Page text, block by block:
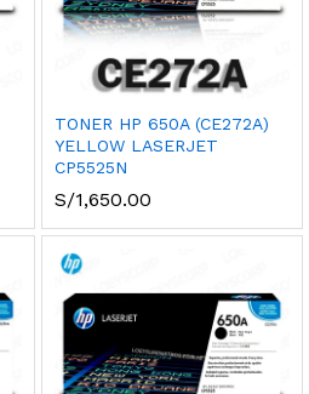
TONER HP 650A (CE272A)
YELLOW LASERJET
CP5525N
S/1,650.00